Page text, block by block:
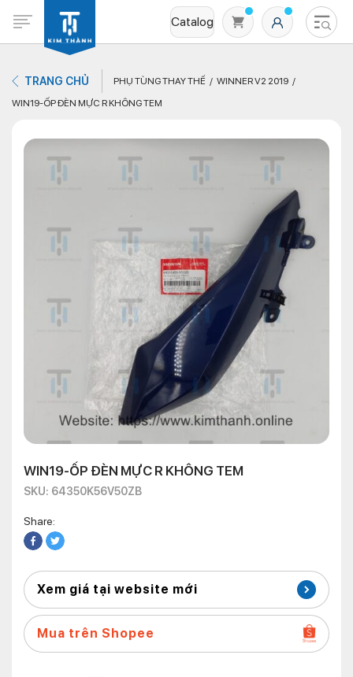
Catalog
Không có sản phẩm nào trong giỏ hàng
TRANG CHỦ PHỤ TÙNG THAY THẾ
WINNER V2 2019
WIN19-ỐP ĐÈN MỰC R KHÔNG TEM
WIN19-ỐP ĐÈN MỰC R KHÔNG TEM
SKU: 64350K56V50ZB
Share:
Xem giá tại website mới
Mua trên Shopee